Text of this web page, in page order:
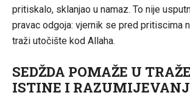
pritiskalo, sklanjao u namaz. To nije
pravac odgoja: vjernik se pred pritiscima
traži utočište kod Allaha.
SEDŽDA POMAŽE U
ISTINE I